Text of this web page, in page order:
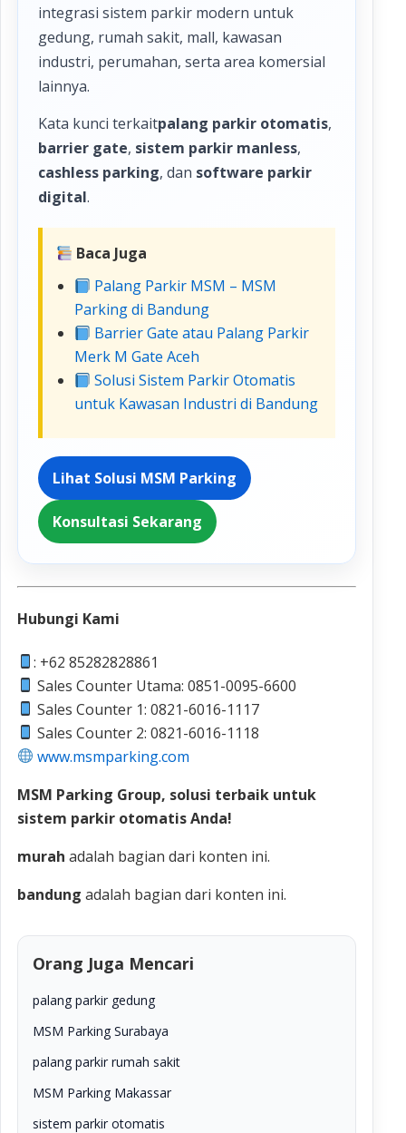
integrasi sistem parkir modern untuk
gedung, rumah sakit, mall, kawasan
industri, perumahan, serta area komersial
lainnya.
Kata kunci terkaitpalang parkir otomatis,
barrier gate, sistem parkir manless,
cashless parking, dan software parkir
digital.
Baca Juga
Palang Parkir MSM – MSM
Parking di Bandung
Barrier Gate atau Palang Parkir
Merk M Gate Aceh
Solusi Sistem Parkir Otomatis
untuk Kawasan Industri di Bandung
Lihat Solusi MSM Parking
Konsultasi Sekarang
Hubungi Kami
: +62 85282828861
Sales Counter Utama: 0851-0095-6600
Sales Counter 1: 0821-6016-1117
Sales Counter 2: 0821-6016-1118
www.msmparking.com
MSM Parking Group, solusi terbaik untuk
sistem parkir otomatis Anda!
murah adalah bagian dari konten ini.
bandung adalah bagian dari konten ini.
Orang Juga Mencari
palang parkir gedung
MSM Parking Surabaya
palang parkir rumah sakit
MSM Parking Makassar
sistem parkir otomatis